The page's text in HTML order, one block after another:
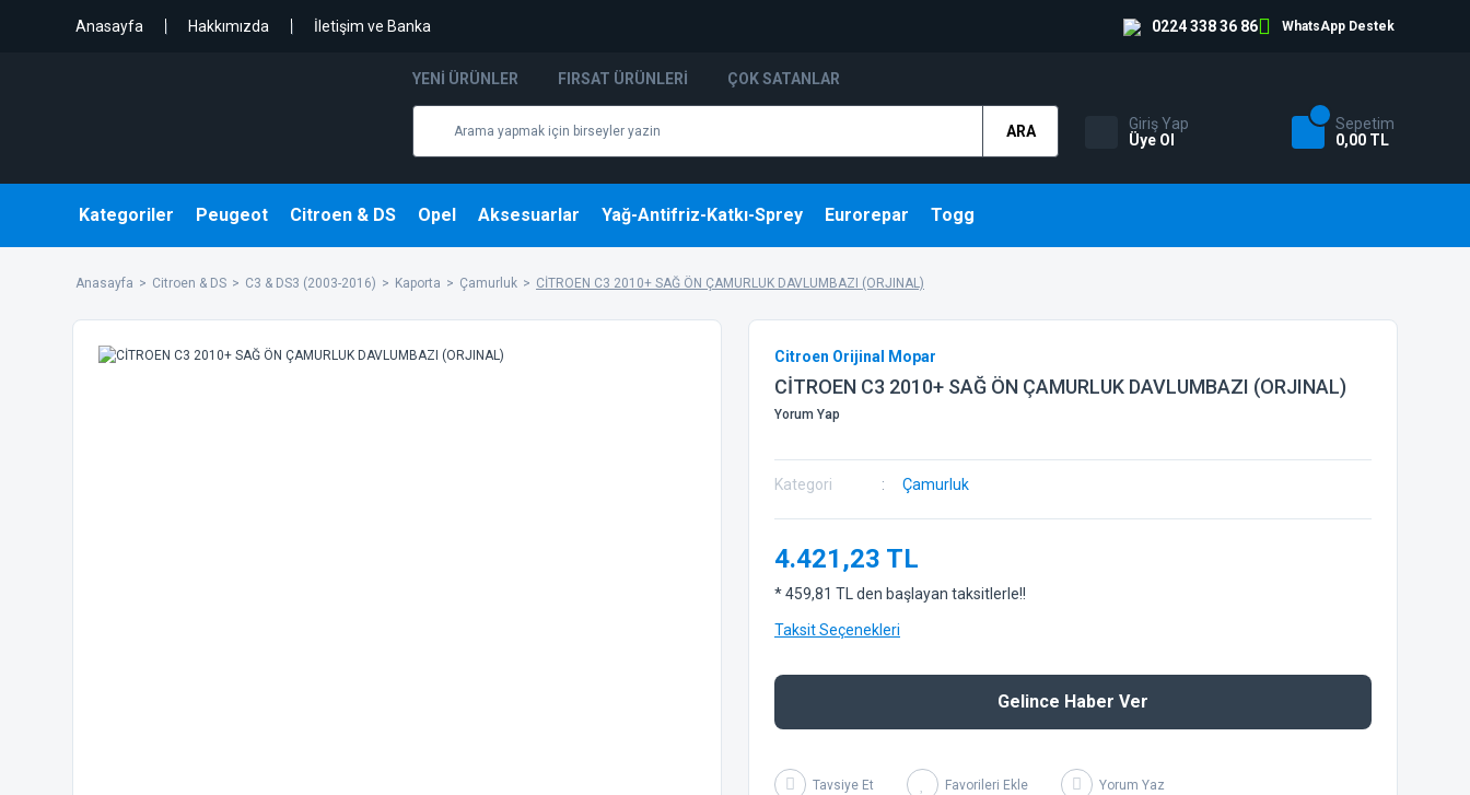
Anasayfa Hakkımızda İletişim ve Banka 0224 338 36 86 WhatsApp Destek
YENI ÜRÜNLER FIRSAT ÜRÜNLERI ÇOK SATANLAR
ARA
Giriş Yap
Üye Ol
Sepetim
0,00 TL
Kategoriler Peugeot Citroen & DS Opel Aksesuarlar Yağ-Antifriz-Katkı-Sprey Eurorepar Togg
Anasayfa Citroen & DS C3 & DS3 (2003-2016) Kaporta Çamurluk CİTROEN C3 2010+ SAĞ ÖN ÇAMURLUK DAVLUMBAZI (ORJINAL)
Citroen Orijinal Mopar
CİTROEN C3 2010+ SAĞ ÖN ÇAMURLUK DAVLUMBAZI (ORJINAL)
Yorum Yap
Kategori Çamurluk
4.421,23 TL
* 459,81 TL den başlayan taksitlerle!!
Taksit Seçenekleri
Gelince Haber Ver
Tavsiye Et Yorum Yaz